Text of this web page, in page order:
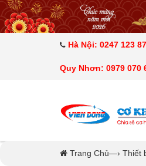
Hà Nội: 0247 123
Quy Nhơn: 0979 070
Trang Chủ—› Thiết
DANH MỤC SẢN PHẨM
MÁY ÉP MÍA TẠO BỌT
MÁY RỬA BÁT SIÊU ÂM